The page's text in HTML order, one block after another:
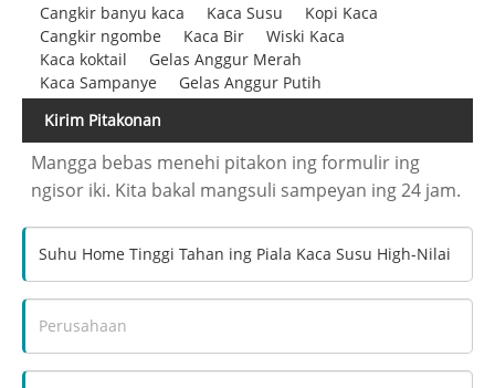
Cangkir banyu kaca
Kaca Susu
Kopi Kaca
Cangkir ngombe
Kaca Bir
Wiski Kaca
Kaca koktail
Gelas Anggur Merah
Kaca Sampanye
Gelas Anggur Putih
Kirim Pitakonan
Mangga bebas menehi pitakon ing formulir ing
ngisor iki. Kita bakal mangsuli sampeyan ing 24 jam.